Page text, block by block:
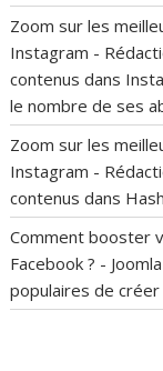
Zoom sur les
Instagram -
contenus dans
le nombre de ses
Zoom sur les
Instagram -
contenus dans
Comment booster
Facebook ? -
populaires de